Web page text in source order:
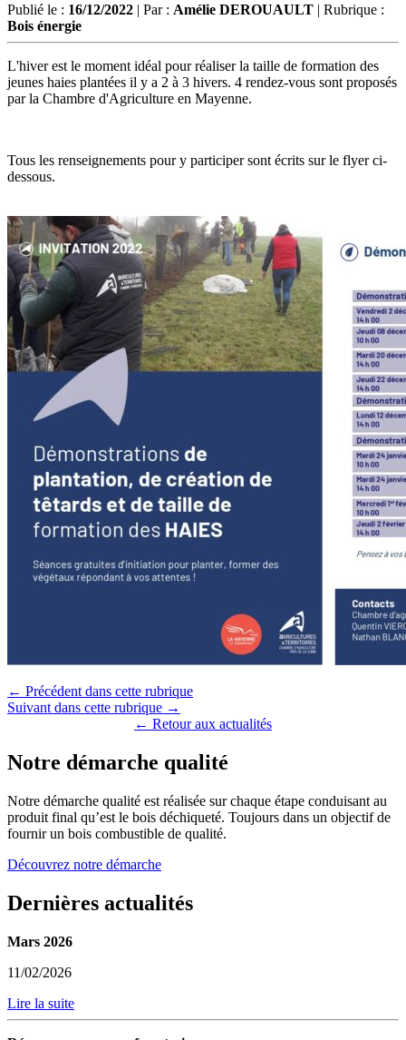
Publié le : 16/12/2022 | Par : Amélie DEROUAULT | Rubrique :
Bois énergie
L'hiver est le moment idéal pour réaliser la taille de formation des
jeunes haies plantées il y a 2 à 3 hivers. 4 rendez-vous sont proposés
par la Chambre d'Agriculture en Mayenne.
Tous les renseignements pour y participer sont écrits sur le flyer ci-
dessous.
← Précédent dans cette rubrique
Suivant dans cette rubrique →
← Retour aux actualités
Notre démarche qualité
Notre démarche qualité est réalisée sur chaque étape conduisant au
produit final qu’est le bois déchiqueté. Toujours dans un objectif de
fournir un bois combustible de qualité.
Découvrez notre démarche
Dernières actualités
Mars 2026
11/02/2026
Lire la suite